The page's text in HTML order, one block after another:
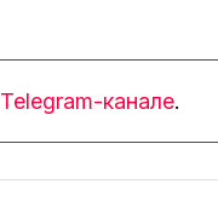
Telegram-канале.